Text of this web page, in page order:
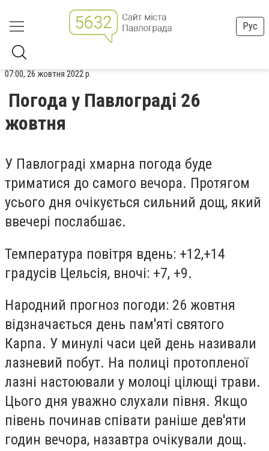
Рус
07:00, 26 жовтня 2022 р.
Погода у Павлограді 26
жовтня
У Павлограді хмарна погода буде
триматися до самого вечора. Протягом
усього дня очікується сильний дощ, який
ввечері послабшає.
Температура повітря вдень: +1 2,+14
градусів Цельсія, вночі: +7, +9.
Народний прогноз погоди: 26 жовтня
відзначається день пам'яті святого
Карпа. У минулі часи цей день називали
лазневий побут. На полиці протопленої
лазні настоювали у молоці цілющі трави.
Цього дня уважно слухали півня. Якщо
півень починав співати раніше дев'яти
годин вечора, назавтра очікували дощ.